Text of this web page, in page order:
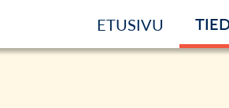
ETUSIVU